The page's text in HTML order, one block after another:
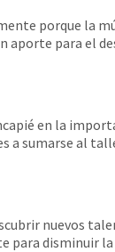
porque la
para el
en la
a sumarse al
nuevos
disminuir